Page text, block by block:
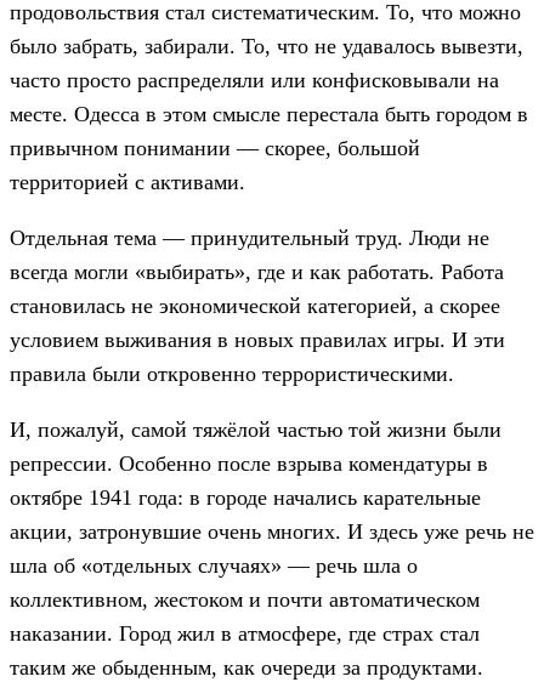
продовольствия стал систематическим. То, что можно
было забрать, забирали. То, что не удавалось вывезти,
часто просто распределяли или конфисковывали на
месте. Одесса в этом смысле перестала быть городом в
привычном понимании — скорее, большой
территорией с активами.
Отдельная тема — принудительный труд. Люди не
всегда могли «выбирать», где и как работать. Работа
становилась не экономической категорией, а скорее
условием выживания в новых правилах игры. И эти
правила были откровенно террористическими.
И, пожалуй, самой тяжёлой частью той жизни были
репрессии. Особенно после взрыва комендатуры в
октябре 1941 года: в городе начались карательные
акции, затронувшие очень многих. И здесь уже речь не
шла об «отдельных случаях» — речь шла о
коллективном, жестоком и почти автоматическом
наказании. Город жил в атмосфере, где страх стал
таким же обыденным, как очереди за продуктами.